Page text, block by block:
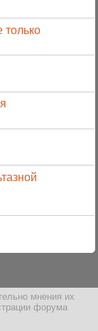
только
мнения их
форума